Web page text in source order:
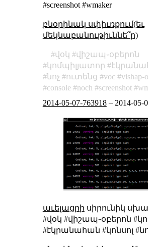
#screenshot #wmaker
բնօրինակ սփիւռքում(եւ
մեկնաբանութիւննե՞ր)
վօկ
վիշապ֊օբերոն
կոմպիլյատոր
նոչ
ուտենց voc vishap-
console
noch screenshot
2014-05-07-763918– 2014-05-
աւելացրի սիրունիկ
#վօկ #վիշապ֊օբերոն
#էկրանահան #կոնսոլ